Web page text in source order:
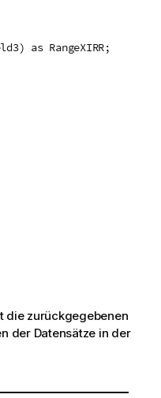
as RangeXIRR;
die zurückgegebenen
der Datensätze in der